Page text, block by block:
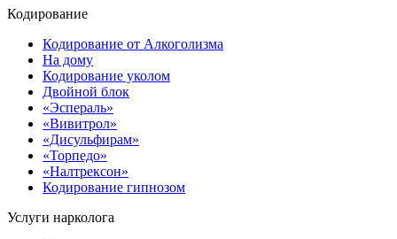
Кодирование
Кодирование от Алкоголизма
На дому
Кодирование уколом
Двойной блок
«Эспераль»
«Вивитрол»
«Дисульфирам»
«Торпедо»
«Налтрексон»
Кодирование гипнозом
Услуги нарколога